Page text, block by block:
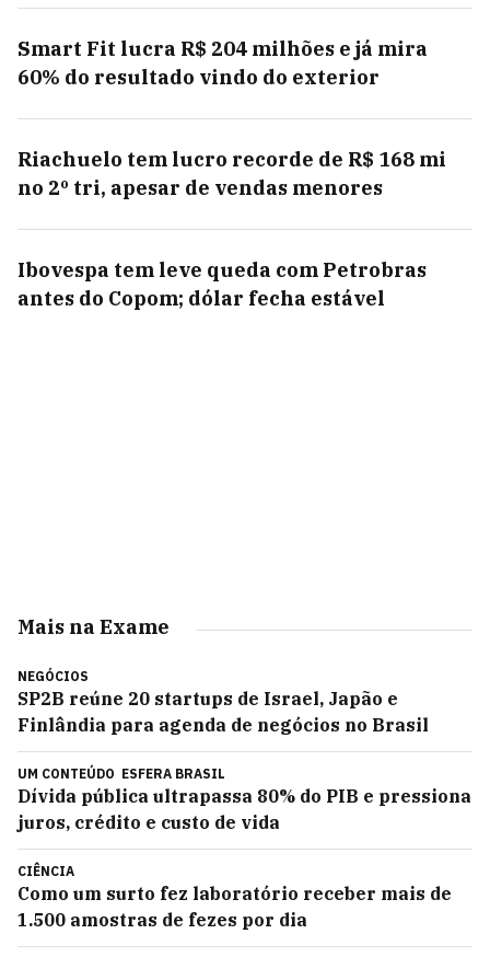
Smart Fit lucra R$ 204 milhões e já mira
60% do resultado vindo do exterior
Riachuelo tem lucro recorde de R$ 168 mi
no 2º tri, apesar de vendas menores
Ibovespa tem leve queda com Petrobras
antes do Copom; dólar fecha estável
Mais na Exame
NEGÓCIOS
SP2B reúne 20 startups de Israel, Japão e
Finlândia para agenda de negócios no Brasil
UM CONTEÚDO ESFERA BRASIL
Dívida pública ultrapassa 80% do PIB e pressiona
juros, crédito e custo de vida
CIÊNCIA
Como um surto fez laboratório receber mais de
1.500 amostras de fezes por dia